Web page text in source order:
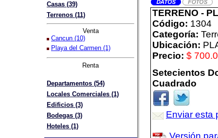
Casas (39)
Terrenos (11)
Venta
Cancun (10)
Playa del Carmen (1)
Renta
Departamentos (54)
Locales Comerciales (1)
Edificios (3)
Bodegas (3)
Hoteles (1)
TERRENO -
Código: 1304
Categoría:
Ubicación:
Precio: $
Setecientos
Cuadrado
Enviar esta